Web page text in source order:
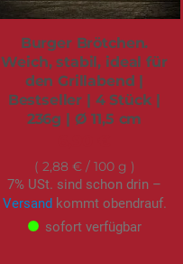
Burger Brötchen.
Weich, stabil, ideal für
den Grillabend |
Bestseller | 4 Stück |
236g | Ø 11,5 cm
2,88 €/ 100 g
7% USt. sind schon drin –
Versandkommt obendrauf.
sofort verfügbar